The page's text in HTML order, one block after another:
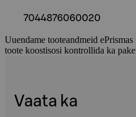
7044876060020
Uuendame tooteandmeid
toote koostisosi kontrollida ka
Vaata ka